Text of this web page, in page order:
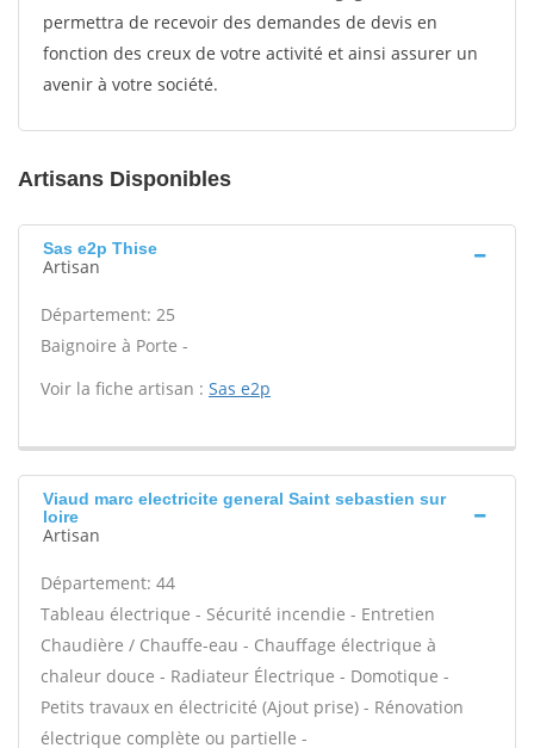
permettra de recevoir des demandes de devis en
fonction des creux de votre activité et ainsi assurer un
avenir à votre société.
Artisans Disponibles
Sas e2p Thise
Artisan
Département: 25
Baignoire à Porte -
Voir la fiche artisan : Sas e2p
Viaud marc electricite general Saint sebastien sur
loire
Artisan
Département: 44
Tableau électrique - Sécurité incendie - Entretien
Chaudière / Chauffe-eau - Chauffage électrique à
chaleur douce - Radiateur Électrique - Domotique -
Petits travaux en électricité (Ajout prise) - Rénovation
électrique complète ou partielle -